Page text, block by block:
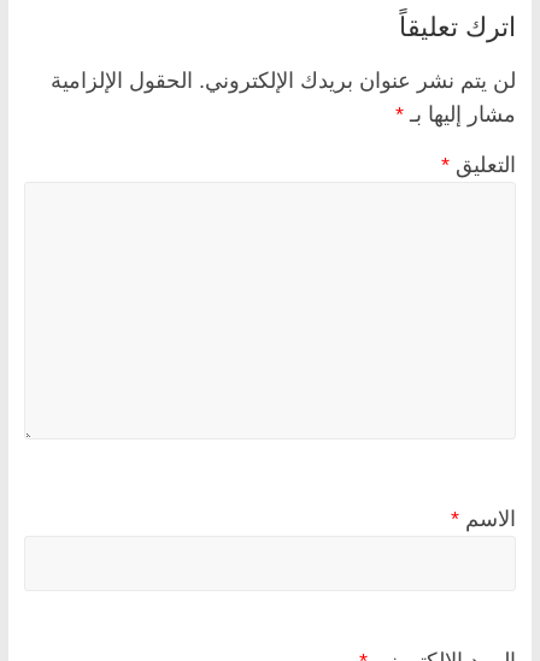
اترك تعليقاً
لن يتم نشر عنوان بريدك الإلكتروني. الحقول الإلزامية
مشار إليها بـ *
التعليق *
الاسم *